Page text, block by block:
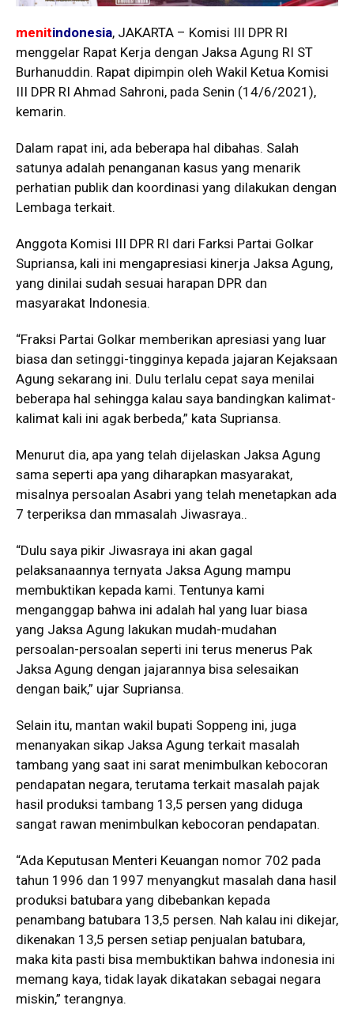
menitindonesia, JAKARTA – Komisi III DPR RI
menggelar Rapat Kerja dengan Jaksa Agung RI ST
Burhanuddin. Rapat dipimpin oleh Wakil Ketua Komisi
III DPR RI Ahmad Sahroni, pada Senin (14/6/2021),
kemarin.
Dalam rapat ini, ada beberapa hal dibahas. Salah
satunya adalah penanganan kasus yang menarik
perhatian publik dan koordinasi yang dilakukan dengan
Lembaga terkait.
Anggota Komisi III DPR RI dari Farksi Partai Golkar
Supriansa, kali ini mengapresiasi kinerja Jaksa Agung,
yang dinilai sudah sesuai harapan DPR dan
masyarakat Indonesia.
“Fraksi Partai Golkar memberikan apresiasi yang luar
biasa dan setinggi-tingginya kepada jajaran Kejaksaan
Agung sekarang ini. Dulu terlalu cepat saya menilai
beberapa hal sehingga kalau saya bandingkan kalimat-
kalimat kali ini agak berbeda,” kata Supriansa.
Menurut dia, apa yang telah dijelaskan Jaksa Agung
sama seperti apa yang diharapkan masyarakat,
misalnya persoalan Asabri yang telah menetapkan ada
7 terperiksa dan mmasalah Jiwasraya..
“Dulu saya pikir Jiwasraya ini akan gagal
pelaksanaannya ternyata Jaksa Agung mampu
membuktikan kepada kami. Tentunya kami
menganggap bahwa ini adalah hal yang luar biasa
yang Jaksa Agung lakukan mudah-mudahan
persoalan-persoalan seperti ini terus menerus Pak
Jaksa Agung dengan jajarannya bisa selesaikan
dengan baik,” ujar Supriansa.
Selain itu, mantan wakil bupati Soppeng ini, juga
menanyakan sikap Jaksa Agung terkait masalah
tambang yang saat ini sarat menimbulkan kebocoran
pendapatan negara, terutama terkait masalah pajak
hasil produksi tambang 13,5 persen yang diduga
sangat rawan menimbulkan kebocoran pendapatan.
“Ada Keputusan Menteri Keuangan nomor 702 pada
tahun 1996 dan 1997 menyangkut masalah dana hasil
produksi batubara yang dibebankan kepada
penambang batubara 13,5 persen. Nah kalau ini dikejar,
dikenakan 13,5 persen setiap penjualan batubara,
maka kita pasti bisa membuktikan bahwa indonesia ini
memang kaya, tidak layak dikatakan sebagai negara
miskin,” terangnya.